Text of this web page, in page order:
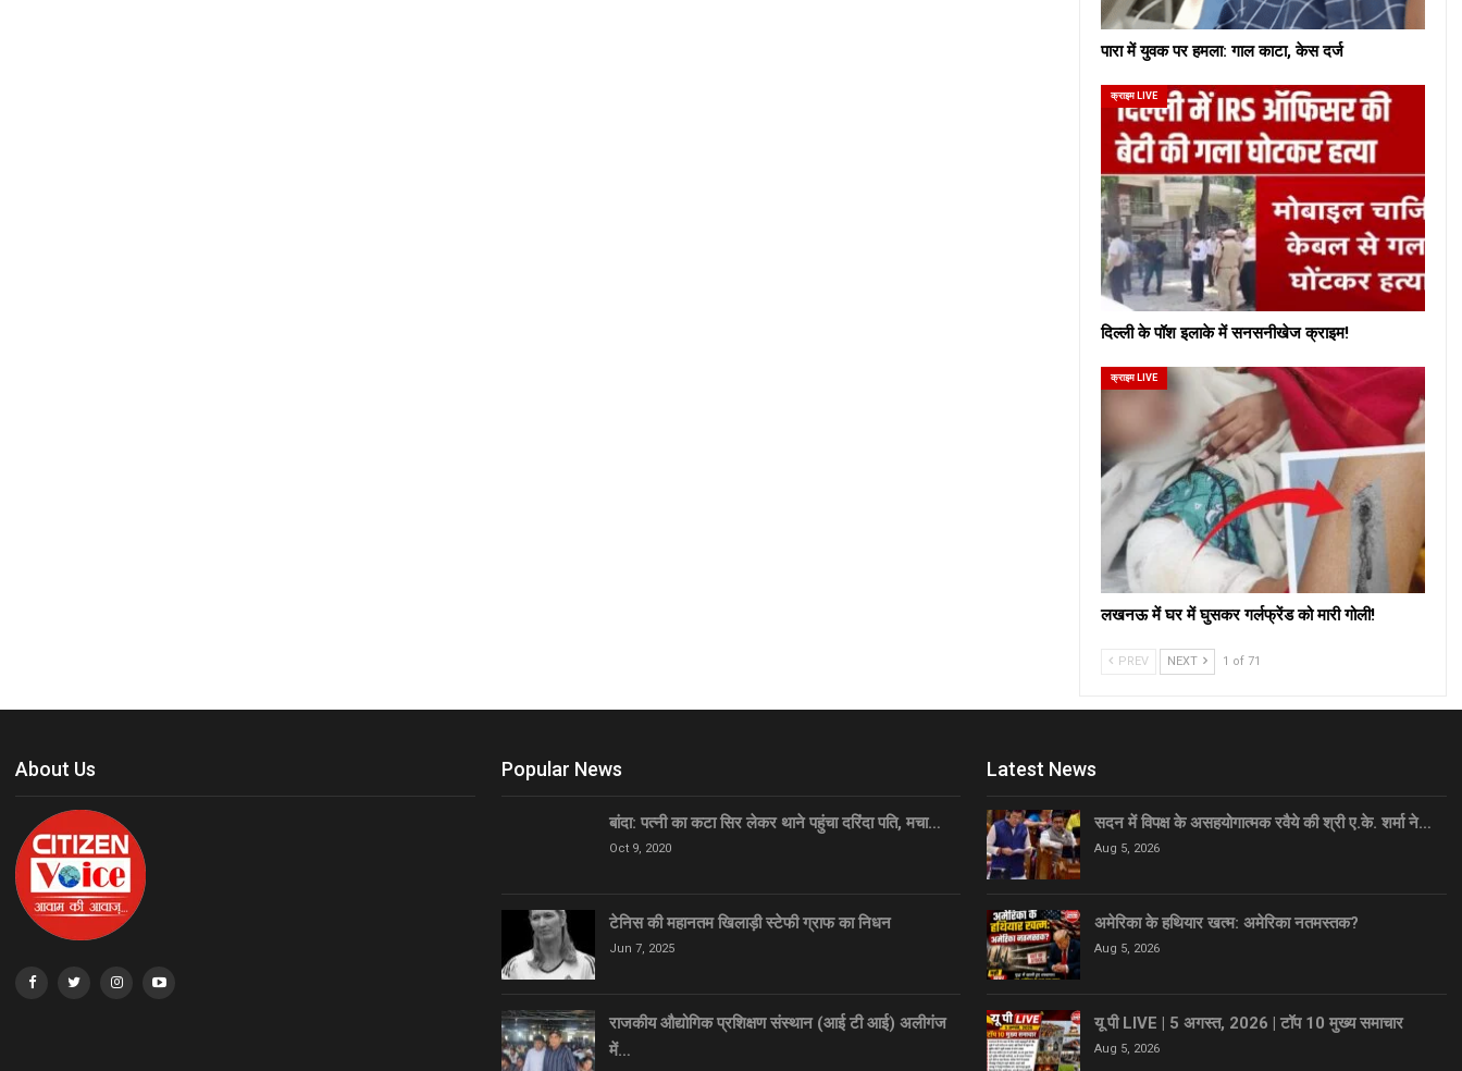
पारा में युवक पर हमला: गाल काटा, केस दर्ज
क्राइम LIVE
दिल्ली के पॉश इलाके में सनसनीखेज क्राइम!
क्राइम LIVE
लखनऊ में घर में घुसकर गर्लफ्रेंड को मारी गोली!
PREV NEXT 1 of 71
About Us Popular News
बांदा: पत्नी का कटा सिर लेकर थाने पहुंचा दरिंदा पति, मचा…
Oct 9, 2020
टेनिस की महानतम खिलाड़ी स्टेफी ग्राफ का निधन
Jun 7, 2025
राजकीय औद्योगिक प्रशिक्षण संस्थान (आई टी आई) अलीगंज
में…
Latest News
सदन में विपक्ष के असहयोगात्मक रवैये की श्री ए.के. शर्मा ने…
Aug 5, 2026
अमेरिका के हथियार खत्म: अमेरिका नतमस्तक?
Aug 5, 2026
यू पी LIVE | 5 अगस्त, 2026 | टॉप 10 मुख्य समाचार
Aug 5, 2026